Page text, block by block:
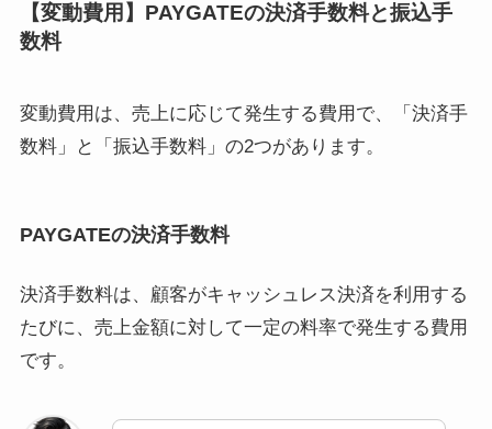
【変動費用】PAYGATEの決済手数料と振込手
数料
変動費用は、売上に応じて発生する費用で、「決済手
数料」と「振込手数料」の2つがあります。
PAYGATEの決済手数料
決済手数料は、顧客がキャッシュレス決済を利用する
たびに、売上金額に対して一定の料率で発生する費用
です。